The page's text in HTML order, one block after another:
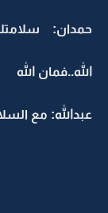
حمدان:
الله..فمان الله
عبدالله: مع